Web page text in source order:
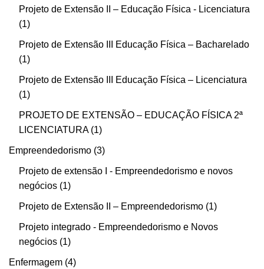
Projeto de Extensão II – Educação Física - Licenciatura
1
Projeto de Extensão III Educação Física – Bacharelado
1
Projeto de Extensão III Educação Física – Licenciatura
1
PROJETO DE EXTENSÃO – EDUCAÇÃO FÍSICA 2ª
LICENCIATURA 1
Empreendedorismo 3
Projeto de extensão I - Empreendedorismo e novos
negócios 1
Projeto de Extensão II – Empreendedorismo 1
Projeto integrado - Empreendedorismo e Novos
negócios 1
Enfermagem 4